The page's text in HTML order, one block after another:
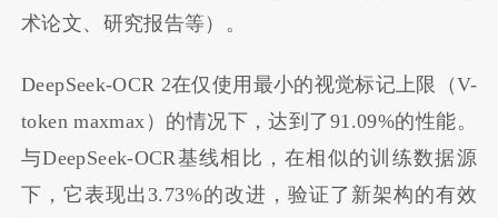
术论文、研究报告等）。
DeepSeek-OCR 2在仅使用最小的视觉标记上限（V-
tokenmaxmax ）的情况下，达到了91.09%的性能。
与DeepSeek-OCR基线相比，在相似的训练数据源
下，它表现出3.73%的改进，验证了新架构的有效